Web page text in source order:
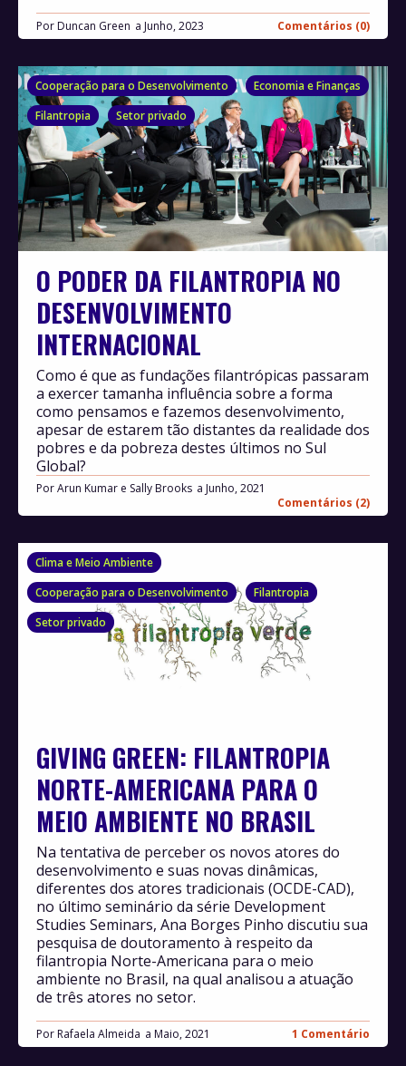
Por Duncan Green Junho, 2023 Comentários (0)
Cooperação para o Desenvolvimento
Economia e Finanças
Filantropia
Setor privado
O PODER DA FILANTROPIA NO
DESENVOLVIMENTO
INTERNACIONAL
PorArun Kumar e Sally Brooks
Junho, 2021
Comentários (2)
Como é que as fundações filantrópicas passaram
a exercer tamanha influência sobre a forma
como pensamos e fazemos desenvolvimento,
apesar de estarem tão distantes da realidade dos
pobres e da pobreza destes últimos no Sul
Global?
Clima e Meio Ambiente
Cooperação para o Desenvolvimento
Filantropia
Setor privado
GIVING GREEN: FILANTROPIA
NORTE-AMERICANA PARA O
MEIO AMBIENTE NO BRASIL
Por Rafaela Almeida Maio, 2021 1 Comentário
Na tentativa de perceber os novos atores do
desenvolvimento e suas novas dinâmicas,
diferentes dos atores tradicionais (OCDE-CAD),
no último seminário da série Development
Studies Seminars, Ana Borges Pinho discutiu sua
pesquisa de doutoramento à respeito da
filantropia Norte-Americana para o meio
ambiente no Brasil, na qual analisou a atuação
de três atores no setor.